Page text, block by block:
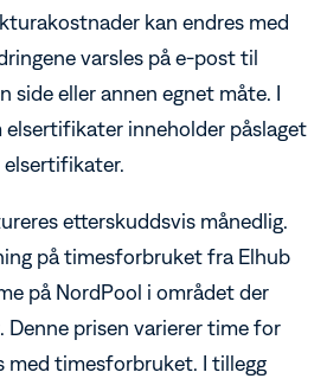
kan endres med
varsles på e-post til
side eller annen egnet måte. I
elsertifikater inneholder påslaget
etterskuddsvis månedlig.
på timesforbruket fra Elhub
på NordPool i området der
prisen varierer time for
med timesforbruket. I tillegg